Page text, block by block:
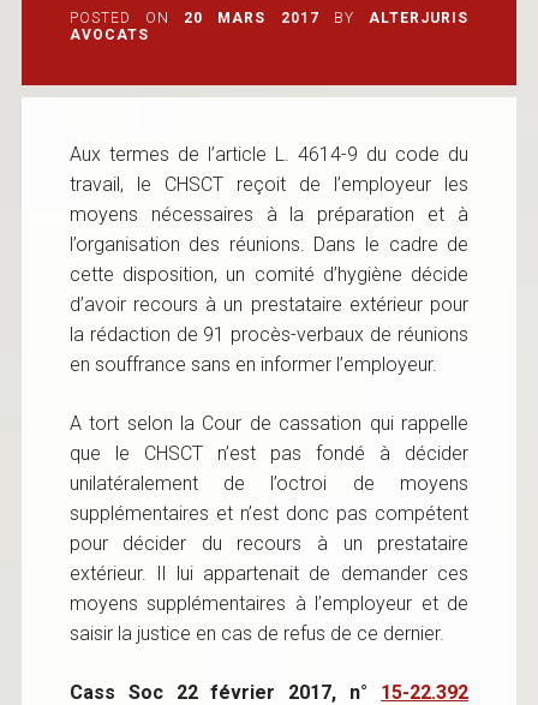
POSTED ON 20 MARS 2017 BY
ALTERJURIS
AVOCATS
Aux termes de l’article L. 4614-9 du code du
travail, le CHSCT reçoit de l’employeur les
moyens nécessaires à la préparation et à
l’organisation des réunions. Dans le cadre de
cette disposition, un comité d’hygiène décide
d’avoir recours à un prestataire extérieur pour
la rédaction de 91 procès-verbaux de réunions
en souffrance sans en informer l’employeur.
A tort selon la Cour de cassation qui rappelle
que le CHSCT n’est pas fondé à décider
unilatéralement de l’octroi de moyens
supplémentaires et n’est donc pas compétent
pour décider du recours à un prestataire
extérieur. Il lui appartenait de demander ces
moyens supplémentaires à l’employeur et de
saisir la justice en cas de refus de ce dernier.
Cass Soc 22 février 2017, n° 15-22.392